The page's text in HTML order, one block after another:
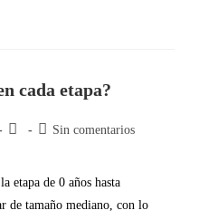
cada etapa?
Sin comentarios
etapa de 0 años hasta
tamaño mediano, con lo